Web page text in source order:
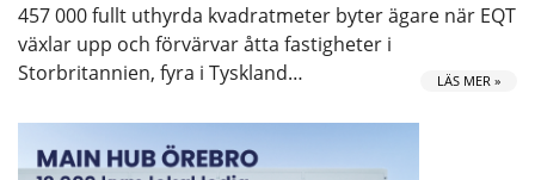
457 000 fullt uthyrda kvadratmeter byter ägare när EQT
växlar upp och förvärvar åtta fastigheter i
Storbritannien, fyra i Tyskland…
LÄS MER »